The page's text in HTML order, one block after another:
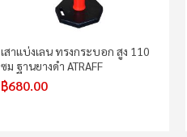
เสาแบ่งเลน ทรงกระบอก สูง 110
ซม ฐานยางดำ ATRAFF
฿680.00